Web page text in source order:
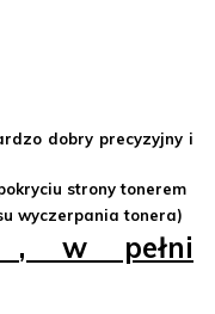
dobry precyzyjny i
strony tonerem
wyczerpania tonera)
, w pełni